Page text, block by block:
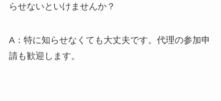
らせないといけませんか？
A：特に知らせなくても大丈夫です。代理の参加申
請も歓迎します。